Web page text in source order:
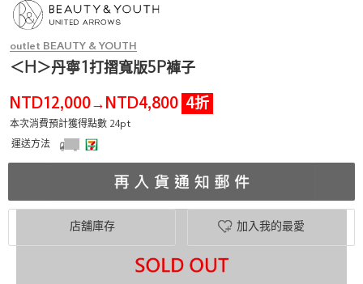
outlet BEAUTY & YOUTH
＜H＞丹寧1打摺寬版5P褲子
NTD12,000→ NTD4,800 4折
本次消費預計獲得點數 24pt
運送方法
加入我的最愛
店舖庫存